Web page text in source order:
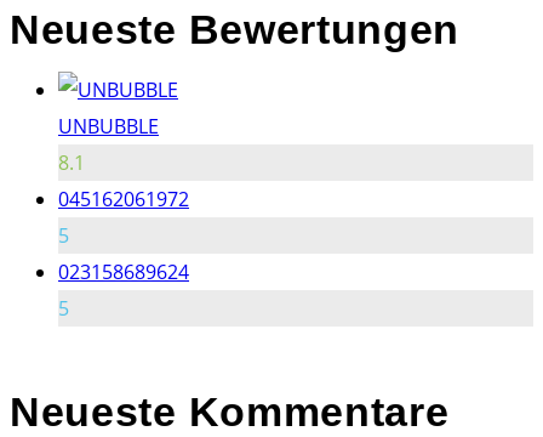
Neueste Bewertungen
UNBUBBLE
8.1
045162061972
5
023158689624
5
Neueste Kommentare